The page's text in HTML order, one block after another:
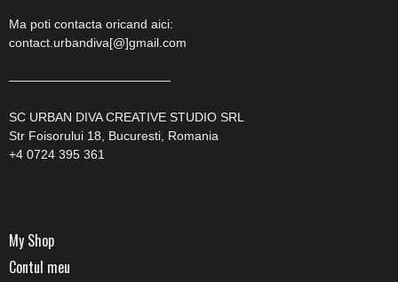
Ma poti contacta oricand aici:
contact.urbandiva[@]gmail.com
—————————————
SC URBAN DIVA CREATIVE STUDIO SRL
Str Foisorului 18, Bucuresti, Romania
+4 0724 395 361
My Shop
Contul meu